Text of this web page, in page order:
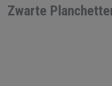
Zwarte